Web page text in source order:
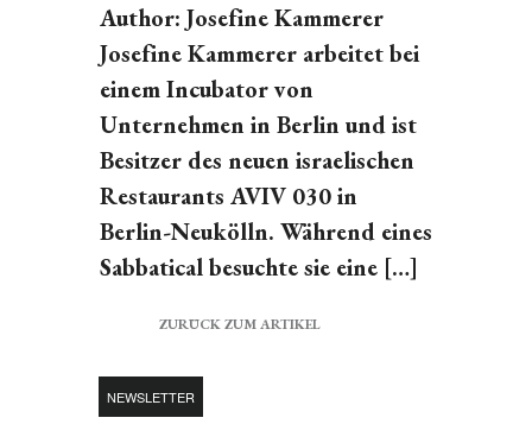
Author: Josefine Kammerer
Josefine Kammerer arbeitet bei
einem Incubator von
Unternehmen in Berlin und ist
Besitzer des neuen israelischen
Restaurants AVIV 030 in
Berlin-Neukölln. Während eines
Sabbatical besuchte sie eine […]
ZURÜCK ZUM ARTIKEL
NEWSLETTER